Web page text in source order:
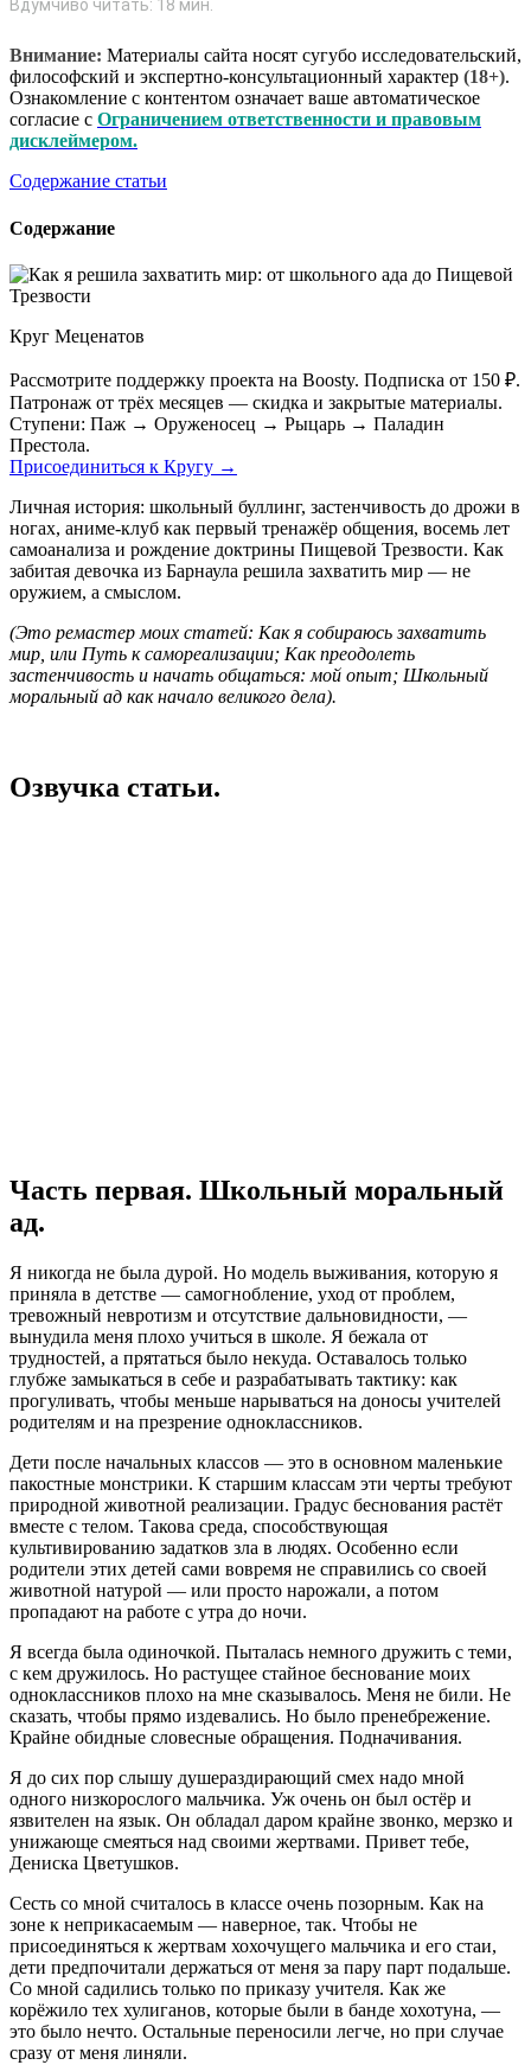
Вдумчиво читать: 18 мин.
Внимание: Материалы сайта носят сугубо исследовательский,
философский и экспертно-консультационный характер (18+).
Ознакомление с контентом означает ваше автоматическое
согласие с Ограничением ответственности и правовым
дисклеймером.
Содержание статьи
Содержание
Круг Меценатов
Рассмотрите поддержку проекта на Boosty. Подписка от 150 ₽.
Патронаж от трёх месяцев — скидка и закрытые материалы.
Ступени: Паж → Оруженосец → Рыцарь → Паладин
Престола.
Присоединиться к Кругу →
Личная история: школьный буллинг, застенчивость до дрожи в
ногах, аниме-клуб как первый тренажёр общения, восемь лет
самоанализа и рождение доктрины Пищевой Трезвости. Как
забитая девочка из Барнаула решила захватить мир — не
оружием, а смыслом.
(Это ремастер моих статей: Как я собираюсь захватить
мир, или Путь к самореализации; Как преодолеть
застенчивость и начать общаться: мой опыт; Школьный
моральный ад как начало великого дела).
Озвучка статьи.
Часть первая. Школьный моральный
ад.
Я никогда не была дурой. Но модель выживания, которую я
приняла в детстве — самогнобление, уход от проблем,
тревожный невротизм и отсутствие дальновидности, —
вынудила меня плохо учиться в школе. Я бежала от
трудностей, а прятаться было некуда. Оставалось только
глубже замыкаться в себе и разрабатывать тактику: как
прогуливать, чтобы меньше нарываться на доносы учителей
родителям и на презрение одноклассников.
Дети после начальных классов — это в основном маленькие
пакостные монстрики. К старшим классам эти черты требуют
природной животной реализации. Градус беснования растёт
вместе с телом. Такова среда, способствующая
культивированию задатков зла в людях. Особенно если
родители этих детей сами вовремя не справились со своей
животной натурой — или просто нарожали, а потом
пропадают на работе с утра до ночи.
Я всегда была одиночкой. Пыталась немного дружить с теми,
с кем дружилось. Но растущее стайное беснование моих
одноклассников плохо на мне сказывалось. Меня не били. Не
сказать, чтобы прямо издевались. Но было пренебрежение.
Крайне обидные словесные обращения. Подначивания.
Я до сих пор слышу душераздирающий смех надо мной
одного низкорослого мальчика. Уж очень он был остёр и
язвителен на язык. Он обладал даром крайне звонко, мерзко и
унижающе смеяться над своими жертвами. Привет тебе,
Дениска Цветушков.
Сесть со мной считалось в классе очень позорным. Как на
зоне к неприкасаемым — наверное, так. Чтобы не
присоединяться к жертвам хохочущего мальчика и его стаи,
дети предпочитали держаться от меня за пару парт подальше.
Со мной садились только по приказу учителя. Как же
корёжило тех хулиганов, которые были в банде хохотуна, —
это было нечто. Остальные переносили легче, но при случае
сразу от меня линяли.